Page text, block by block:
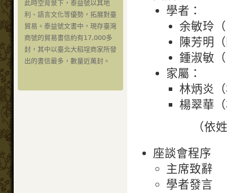
此時空背景下，泰益號以其地
利、語言文化等優勢，拓展對臺
貿易。泰益號文書中，現存臺灣
商號的貿易書信約有17,000多
封，其中以臺北大稻埕商家所發
出的書信最多，數量近萬封。
學者：
余敏玲
陳芳明
鍾淑敏
家屬：
林炳炎
楊翠華
（依
座談會程序
主席致辭
學者發言